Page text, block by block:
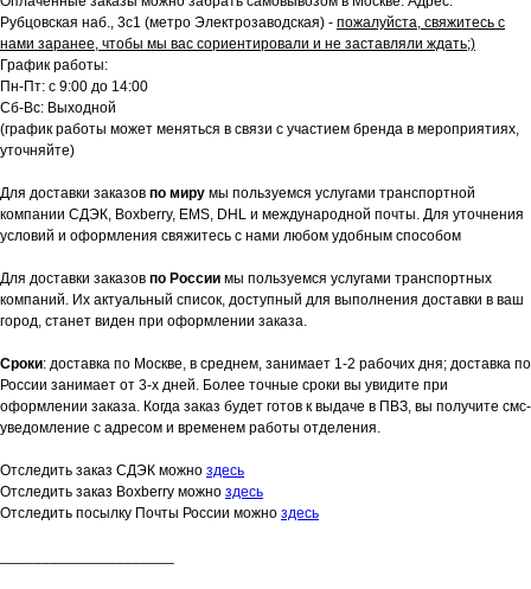
Рубцовская наб., 3с1 (метро Электрозаводская) - пожалуйста, свяжитесь с
нами заранее, чтобы мы вас сориентировали и не заставляли ждать;)
График работы:
Пн-Пт: с 9:00 до 14:00
Сб-Вс: Выходной
(график работы может меняться в связи с участием бренда в мероприятиях,
уточняйте)
Для доставки заказов по миру мы пользуемся услугами транспортной
компании СДЭК, Boxberry, EMS, DHL и международной почты. Для уточнения
условий и оформления свяжитесь с нами любом удобным способом
Для доставки заказов по России мы пользуемся услугами транспортных
компаний. Их актуальный список, доступный для выполнения доставки в ваш
город, станет виден при оформлении заказа.
Сроки: доставка по Москве, в среднем, занимает 1-2 рабочих дня; доставка по
России занимает от 3-х дней. Более точные сроки вы увидите при
оформлении заказа. Когда заказ будет готов к выдаче в ПВЗ, вы получите смс-
уведомление с адресом и временем работы отделения.
Отследить заказ СДЭК можно здесь
Отследить заказ Boxberry можно здесь
Отследить посылку Почты России можно здесь